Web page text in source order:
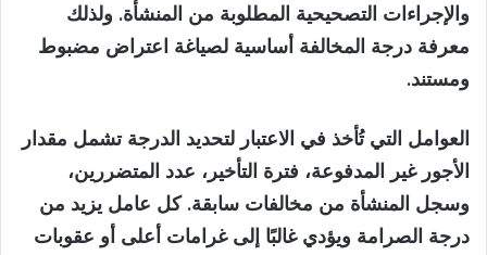
والإجراءات التصحيحية المطلوبة من المنشأة. ولذلك
معرفة درجة المخالفة أساسية لصياغة اعتراض مضبوط
ومستند.
العوامل التي تُأخذ في الاعتبار لتحديد الدرجة تشمل مقدار
الأجور غير المدفوعة، فترة التأخير، عدد المتضررين،
وسجل المنشأة من مخالفات سابقة. كل عامل يزيد من
درجة الصرامة ويؤدي غالبًا إلى غرامات أعلى أو عقوبات